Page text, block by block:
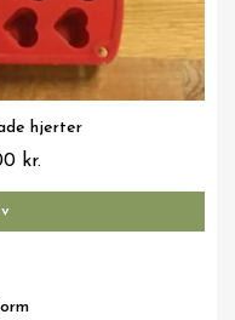
hjerter
kr.